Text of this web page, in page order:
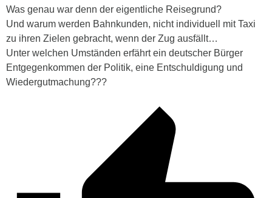
Was genau war denn der eigentliche Reisegrund?
Und warum werden Bahnkunden, nicht individuell mit Taxi
zu ihren Zielen gebracht, wenn der Zug ausfällt…
Unter welchen Umständen erfährt ein deutscher Bürger
Entgegenkommen der Politik, eine Entschuldigung und
Wiedergutmachung???